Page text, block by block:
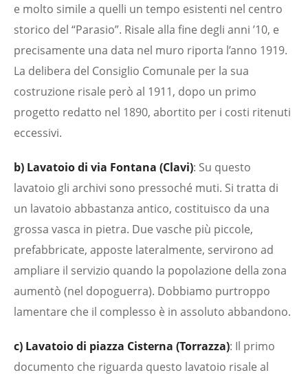
e molto simile a quelli un tempo esistenti nel centro
storico del “Parasio”. Risale alla fine degli anni ’10, e
precisamente una data nel muro riporta l’anno 1919.
La delibera del Consiglio Comunale per la sua
costruzione risale però al 1911, dopo un primo
progetto redatto nel 1890, abortito per i costi ritenuti
eccessivi.
b) Lavatoio di via Fontana (Clavi): Su questo
lavatoio gli archivi sono pressoché muti. Si tratta di
un lavatoio abbastanza antico, costituisco da una
grossa vasca in pietra. Due vasche più piccole,
prefabbricate, apposte lateralmente, servirono ad
ampliare il servizio quando la popolazione della zona
aumentò (nel dopoguerra). Dobbiamo purtroppo
lamentare che il complesso è in assoluto abbandono.
c) Lavatoio di piazza Cisterna (Torrazza): Il primo
documento che riguarda questo lavatoio risale al